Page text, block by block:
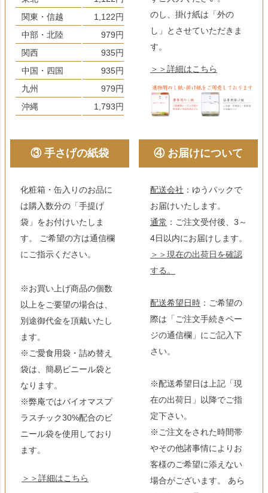
関東・信越
1,122円
中部・北陸
979円
関西
935円
中国・四国
935円
九州
979円
沖縄
1,793円
のし、掛け紙は「外の
し」とさせていただきま
す。
＞＞詳細はこちら
③ 手さげの紙袋
化粧箱・缶入りのお品に
は購入数分の「手提げ
袋」をお付けいたしま
す。 ご希望の方は通信欄
にご指示ください。
※お買い上げ商品の個数
以上をご要望の場合は、
別途御代金を頂戴いたし
ます。
※ご愛食用袋・詰め替え
袋は、簡易ビニール袋と
なります。
※弊庵ではバイオマスプ
ラスチック30%配合のビ
ニール袋を使用しており
ます。
＞＞詳細はこちら
④ お届けについて
配送会社 ：ゆうパックで
お届けいたします。
通常 ：ご注文受付後、3～
4日以内にお届けします。
＞＞現在の出荷日を確認
する。
配送希望日時 ：ご希望の
際は「ご注文手続きペー
ジの通信欄」にご記入下
さい。
※配送希望日は上記「現
在の出荷日」以降でご指
定下さい。
※ご注文をされた時間帯
やその他諸事情によりお
客様のご希望に添えない
場合がございます。 あら